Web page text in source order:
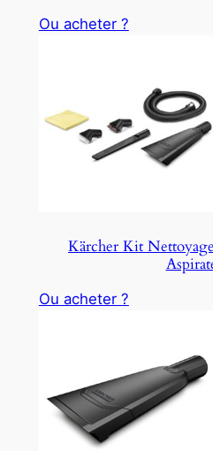
Ou acheter ?
Kärcher Kit
Ou acheter ?